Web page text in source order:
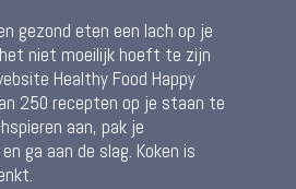
gezond eten een lach op je
niet moeilijk hoeft te zijn
Healthy Food Happy
250 recepten op je staan te
aan, pak je
ga aan de slag. Koken is